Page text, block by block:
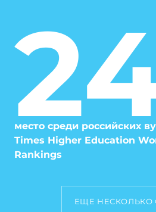
место среди российских
Times Higher Education
Rankings
ЕЩЕ НЕСКОЛЬКО